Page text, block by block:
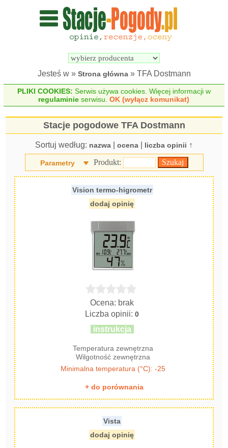
Wyszukiwarka
pogodowych
Jesteś w » Strona główna» TFA Dostmann
PLIKI COOKIES: Serwis używa cookies. Więcej informacji w
regulaminie serwisu.OK (wyłącz komunikat)
Stacje pogodowe TFA Dostmann
Sortuj według: nazwa ocena liczba opinii ↑
Parametry Produkt:
Vision termo-higrometr
dodaj opinię
Ocena: brak
Liczba opinii:0
instrukcja
Temperatura zewnętrzna
Wilgotność zewnętrzna
Minimalna temperatura (°C): -25
+ do porównania
Vista
dodaj opinię